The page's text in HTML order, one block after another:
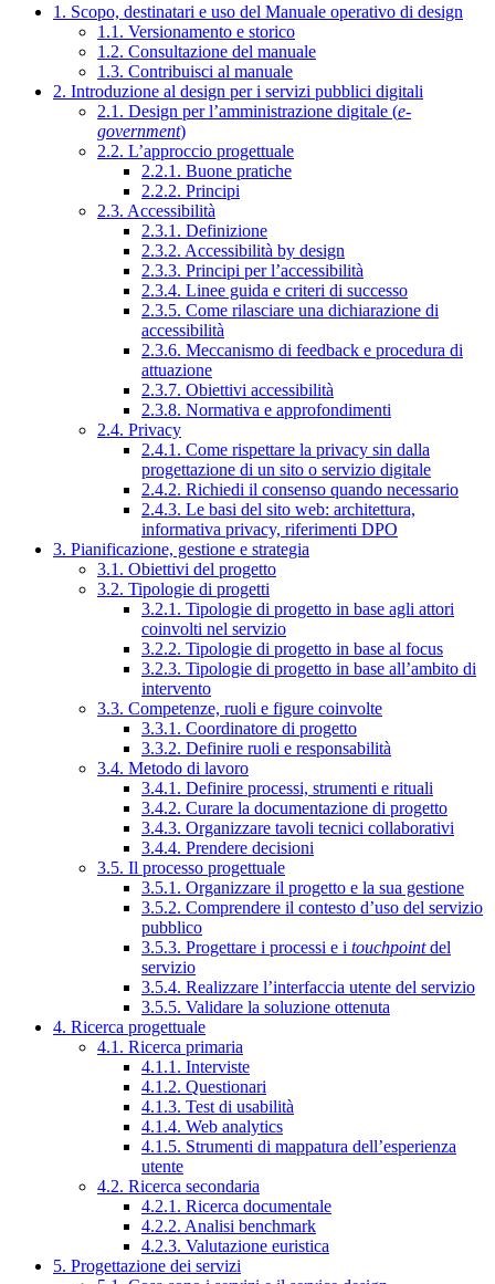
1. Scopo, destinatari e uso del Manuale operativo di design
1.1. Versionamento e storico
1.2. Consultazione del manuale
1.3. Contribuisci al manuale
2. Introduzione al design per i servizi pubblici digitali
2.1. Design per l’amministrazione digitale (e-
government)
2.2. L’approccio progettuale
2.2.1. Buone pratiche
2.2.2. Principi
2.3. Accessibilità
2.3.1. Definizione
2.3.2. Accessibilità by design
2.3.3. Principi per l’accessibilità
2.3.4. Linee guida e criteri di successo
2.3.5. Come rilasciare una dichiarazione di
accessibilità
2.3.6. Meccanismo di feedback e procedura di
attuazione
2.3.7. Obiettivi accessibilità
2.3.8. Normativa e approfondimenti
2.4. Privacy
2.4.1. Come rispettare la privacy sin dalla
progettazione di un sito o servizio digitale
2.4.2. Richiedi il consenso quando necessario
2.4.3. Le basi del sito web: architettura,
informativa privacy, riferimenti DPO
3. Pianificazione, gestione e strategia
3.1. Obiettivi del progetto
3.2. Tipologie di progetti
3.2.1. Tipologie di progetto in base agli attori
coinvolti nel servizio
3.2.2. Tipologie di progetto in base al focus
3.2.3. Tipologie di progetto in base all’ambito di
intervento
3.3. Competenze, ruoli e figure coinvolte
3.3.1. Coordinatore di progetto
3.3.2. Definire ruoli e responsabilità
3.4. Metodo di lavoro
3.4.1. Definire processi, strumenti e rituali
3.4.2. Curare la documentazione di progetto
3.4.3. Organizzare tavoli tecnici collaborativi
3.4.4. Prendere decisioni
3.5. Il processo progettuale
3.5.1. Organizzare il progetto e la sua gestione
3.5.2. Comprendere il contesto d’uso del servizio
pubblico
3.5.3. Progettare i processi e i touchpointdel
servizio
3.5.4. Realizzare l’interfaccia utente del servizio
3.5.5. Validare la soluzione ottenuta
4. Ricerca progettuale
4.1. Ricerca primaria
4.1.1. Interviste
4.1.2. Questionari
4.1.3. Test di usabilità
4.1.4. Web analytics
4.1.5. Strumenti di mappatura dell’esperienza
utente
4.2. Ricerca secondaria
4.2.1. Ricerca documentale
4.2.2. Analisi benchmark
4.2.3. Valutazione euristica
5. Progettazione dei servizi